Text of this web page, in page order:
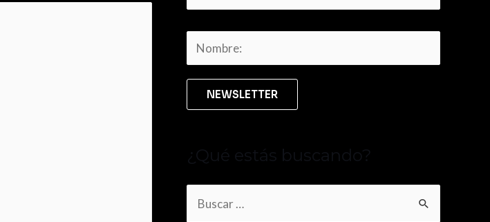
¿Qué estás buscando?